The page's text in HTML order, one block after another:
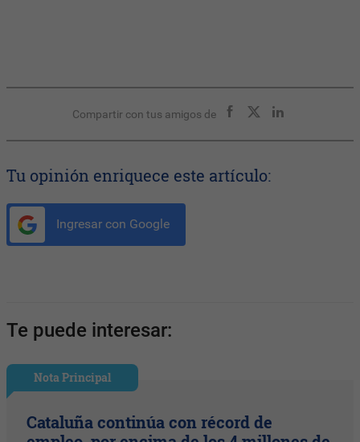
Compartir con tus amigos de
Tu opinión enriquece este artículo:
Ingresar con Google
Te puede interesar:
Nota Principal
Cataluña continúa con récord de